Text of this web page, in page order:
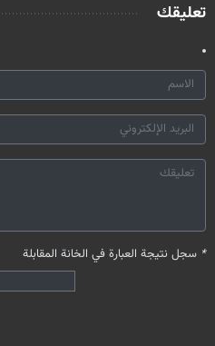
تعليقك
* سجل نتيجة العبارة في الخانة المقابلة